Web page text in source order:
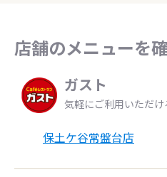
店舗のメニューを
ガスト
気軽にご利用いただ
保土ケ谷常盤台店